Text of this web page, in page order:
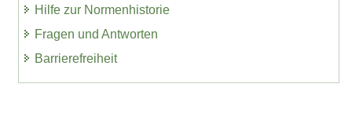
Hilfe zur Normenhistorie
Fragen und Antworten
Barrierefreiheit